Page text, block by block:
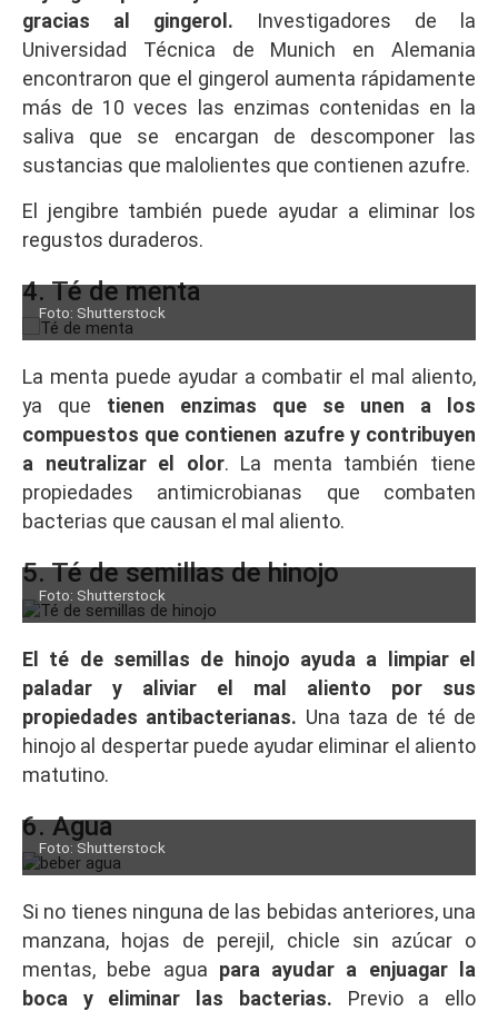
gracias al gingerol. Investigadores de la
Universidad Técnica de Munich en Alemania
encontraron que el gingerol aumenta rápidamente
más de 10 veces las enzimas contenidas en la
saliva que se encargan de descomponer las
sustancias que malolientes que contienen azufre.
El jengibre también puede ayudar a eliminar los
regustos duraderos.
4. Té de menta
Foto: Shutterstock
La menta puede ayudar a combatir el mal aliento,
ya que tienen enzimas que se unen a los
compuestos que contienen azufre y contribuyen
a neutralizar el olor. La menta también tiene
propiedades antimicrobianas que combaten
bacterias que causan el mal aliento.
5. Té de semillas de hinojo
Foto: Shutterstock
El té de semillas de hinojo ayuda a limpiar el
paladar y aliviar el mal aliento por sus
propiedades antibacterianas. Una taza de té de
hinojo al despertar puede ayudar eliminar el aliento
matutino.
6. Agua
Foto: Shutterstock
Si no tienes ninguna de las bebidas anteriores, una
manzana, hojas de perejil, chicle sin azúcar o
mentas, bebe agua para ayudar a enjuagar la
boca y eliminar las bacterias. Previo a ello